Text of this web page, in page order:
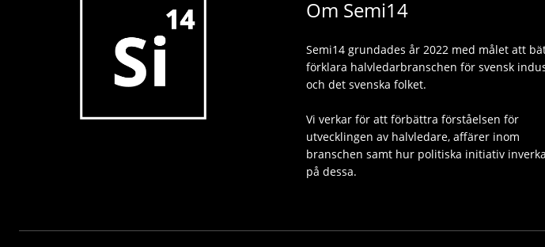
Om Semi14
Semi14 grundades år 2022 med målet att
förklara halvledarbranschen för svensk
och det svenska folket.
Vi verkar för att förbättra förståelsen för
utvecklingen av halvledare, affärer inom
branschen samt hur politiska initiativ
på dessa.